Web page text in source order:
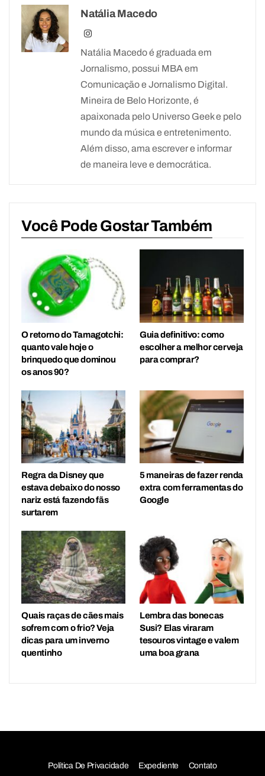
Natália Macedo
Natália Macedo é graduada em
Jornalismo, possui MBA em
Comunicação e Jornalismo Digital.
Mineira de Belo Horizonte, é
apaixonada pelo Universo Geek e pelo
mundo da música e entretenimento.
Além disso, ama escrever e informar
de maneira leve e democrática.
Você Pode Gostar Também
O retorno do Tamagotchi:
quanto vale hoje o
brinquedo que dominou
os anos 90?
Guia definitivo: como
escolher a melhor cerveja
para comprar?
Regra da Disney que
estava debaixo do nosso
nariz está fazendo fãs
surtarem
5 maneiras de fazer renda
extra com ferramentas do
Google
Quais raças de cães mais
sofrem com o frio? Veja
dicas para um inverno
quentinho
Lembra das bonecas
Susi? Elas viraram
tesouros vintage e valem
uma boa grana
Política De Privacidade Expediente Contato